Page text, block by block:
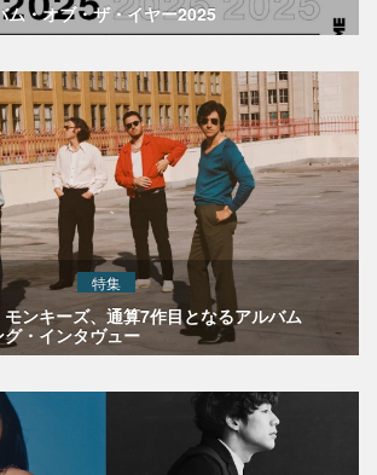
ム・オブ・ザ・イヤー2025
特集
ンキーズ、通算7作目となるアルバム
グ・インタヴュー